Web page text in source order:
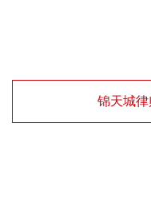
锦天城